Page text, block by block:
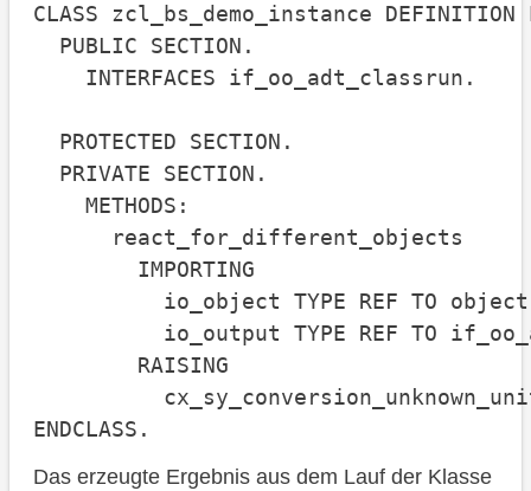
CLASS zcl_bs_demo_instance DEFINITION
PUBLIC SECTION.
INTERFACES if_oo_adt_classrun.
PROTECTED SECTION.
PRIVATE SECTION.
METHODS:
react_for_different_objects
IMPORTING
io_object TYPE REF TO object
io_output TYPE REF TO
RAISING
ENDCLASS.
Das erzeugte Ergebnis aus dem Lauf der Klasse